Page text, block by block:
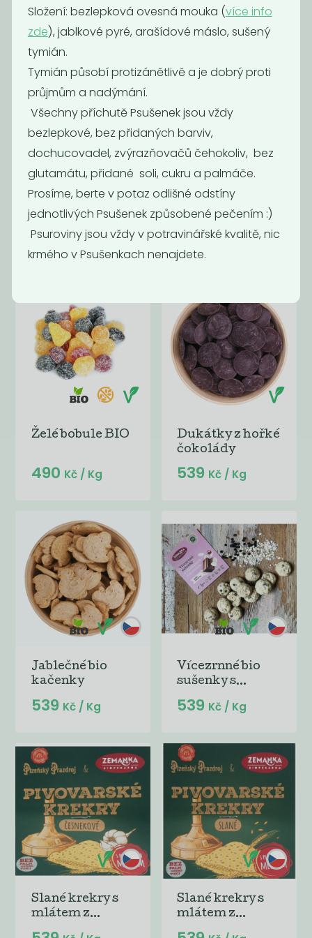
Akce
Jáhlové
piškotky s
vegan...
99Kč/ Kg
Slunečnice v
cukrové krustě
279Kč / Kg
Želé bobule BIO
490 Kč / Kg
Dukátky z hořké
čokolády
539 Kč / Kg
Jablečné bio
kačenky
539 Kč / Kg
Vícezrnné bio
sušenky s...
539 Kč / Kg
Slané krekry s
mlátem z...
Slané krekry s
mlátem z...
Složení: bezlepková ovesná mouka (více info
zde), jablkové pyré, arašídové máslo, sušený
tymián.
Tymián působí protizánětlivě a je dobrý proti
průjmům a nadýmání.
Všechny příchutě Psušenek jsou vždy
bezlepkové, bez přidaných barviv,
dochucovadel, zvýrazňovačů čehokoliv, bez
glutamátu, přidané soli, cukru a palmáče.
Prosíme, berte v potaz odlišné odstíny
jednotlivých Psušenek způsobené pečením :)
Psuroviny jsou vždy v potravinářské kvalitě, nic
krmého v Psušenkach nenajdete.